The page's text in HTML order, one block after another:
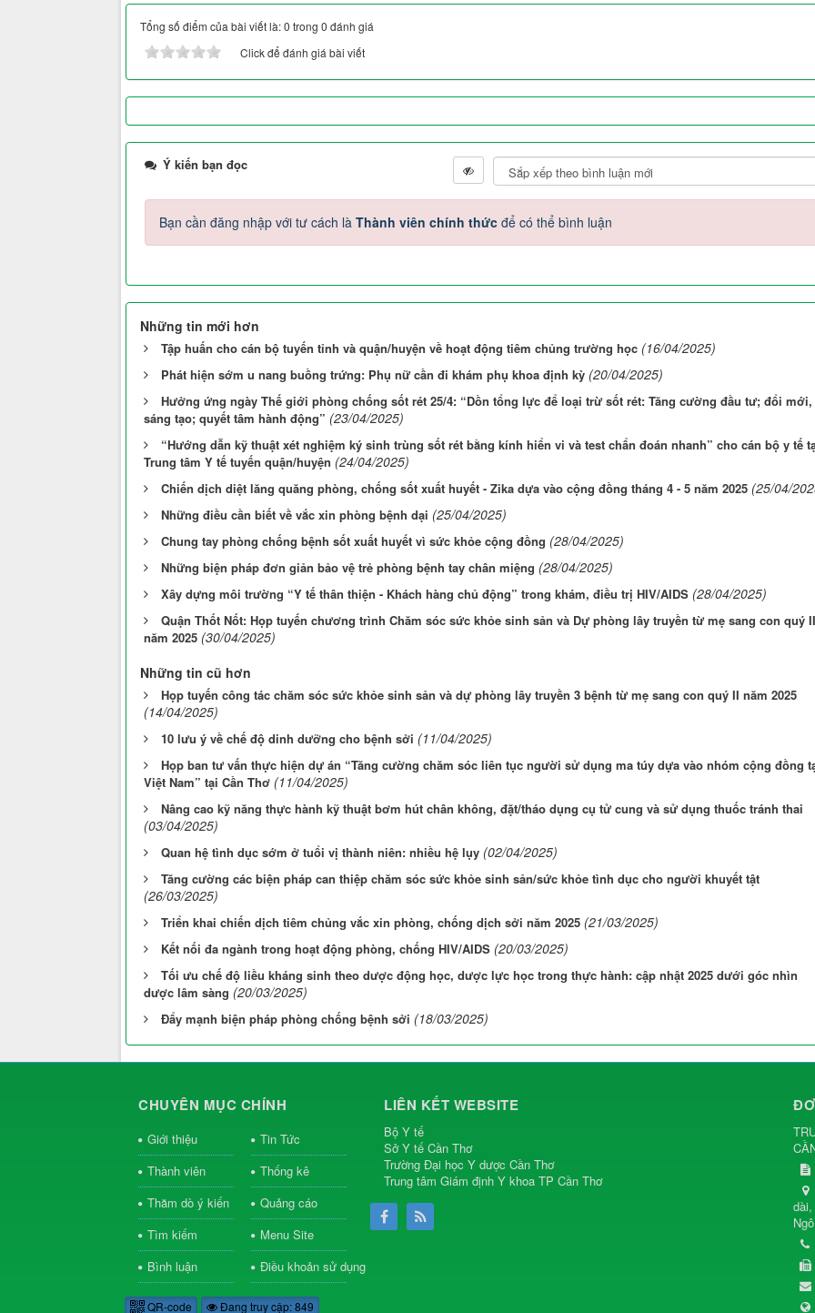
Tổng số điểm của bài viết là: 0 trong 0 đánh giá
Click để đánh giá bài viết
Ý kiến bạn đọc
Bạn cần đăng nhập với tư cách là Thành viên chính thức để có thể bình luận
Những tin mới hơn
Tập huấn cho cán bộ tuyến tỉnh và quận/huyện về hoạt động tiêm chủng trường học (16/04/2025)
Phát hiện sớm u nang buồng trứng: Phụ nữ cần đi khám phụ khoa định kỳ (20/04/2025)
Hưởng ứng ngày Thế giới phòng chống sốt rét 25/4: “Dồn tổng lực để loại trừ sốt rét: Tăng cường đầu tư; đổi mới,
sáng tạo; quyết tâm hành động” (23/04/2025)
“Hướng dẫn kỹ thuật xét nghiệm ký sinh trùng sốt rét bằng kính hiển vi và test chẩn đoán nhanh” cho cán bộ y tế
Trung tâm Y tế tuyến quận/huyện (24/04/2025)
Chiến dịch diệt lăng quăng phòng, chống sốt xuất huyết - Zika dựa vào cộng đồng tháng 4 - 5 năm 2025 (25/04/
Những điều cần biết về vắc xin phòng bệnh dại (25/04/2025)
Chung tay phòng chống bệnh sốt xuất huyết vì sức khỏe cộng đồng (28/04/2025)
Những biện pháp đơn giản bảo vệ trẻ phòng bệnh tay chân miệng (28/04/2025)
Xây dựng môi trường “Y tế thân thiện - Khách hàng chủ động” trong khám, điều trị HIV/AIDS (28/04/2025)
Quận Thốt Nốt: Họp tuyến chương trình Chăm sóc sức khỏe sinh sản và Dự phòng lây truyền từ mẹ sang con quý II
năm 2025 (30/04/2025)
Những tin cũ hơn
Họp tuyến công tác chăm sóc sức khỏe sinh sản và dự phòng lây truyền 3 bệnh từ mẹ sang con quý II năm 2025
(14/04/2025)
10 lưu ý về chế độ dinh dưỡng cho bệnh sởi (11/04/2025)
Họp ban tư vấn thực hiện dự án “Tăng cường chăm sóc liên tục người sử dụng ma túy dựa vào nhóm cộng đồng
Việt Nam” tại Cần Thơ (11/04/2025)
Nâng cao kỹ năng thực hành kỹ thuật bơm hút chân không, đặt/tháo dụng cụ tử cung và sử dụng thuốc tránh thai
(03/04/2025)
Quan hệ tình dục sớm ở tuổi vị thành niên: nhiều hệ lụy (02/04/2025)
Tăng cường các biện pháp can thiệp chăm sóc sức khỏe sinh sản/sức khỏe tình dục cho người khuyết tật
(26/03/2025)
Triển khai chiến dịch tiêm chủng vắc xin phòng, chống dịch sởi năm 2025 (21/03/2025)
Kết nối đa ngành trong hoạt động phòng, chống HIV/AIDS (20/03/2025)
Tối ưu chế độ liều kháng sinh theo dược động học, dược lực học trong thực hành: cập nhật 2025 dưới góc nhìn
dược lâm sàng (20/03/2025)
Đẩy mạnh biện pháp phòng chống bệnh sởi (18/03/2025)
CHUYÊN MỤC CHÍNH
Giới thiệu
Tin Tức
Thành viên
Thống kê
Thăm dò ý kiến
Quảng cáo
Tìm kiếm
Menu Site
Bình luận
Điều khoản sử dụng
QR-code Đang truy cập: 849
LIÊN KẾT WEBSITE
Bộ Y tế
Sở Y tế Cần Thơ
Trường Đại học Y dược Cần Thơ
Trung tâm Giám định Y khoa TP Cần Thơ